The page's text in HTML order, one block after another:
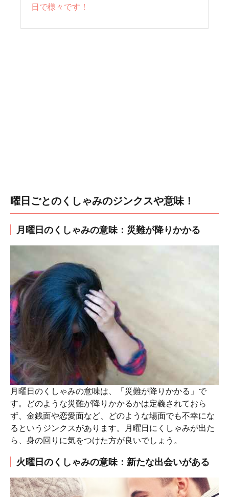
日で様々です！
曜日ごとのくしゃみのジンクスや意味！
月曜日のくしゃみの意味：災難が降りかかる
月曜日のくしゃみの意味は、「災難が降りかかる」で
す。どのような災難が降りかかるかは定義されておら
ず、金銭面や恋愛面など、どのような場面でも不幸にな
るというジンクスがあります。月曜日にくしゃみが出た
ら、身の回りに気をつけた方が良いでしょう。
火曜日のくしゃみの意味：新たな出会いがある